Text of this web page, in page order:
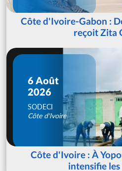
Côte d'Ivoire-Gabon :
reçoit Zita
6 Août
2026
SODECI
Côte d'Ivoire
Côte d'Ivoire : À
intensifie les